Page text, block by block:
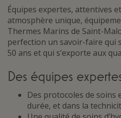
Équipes expertes, attentives
atmosphère unique,
Thermes Marins de Saint-
perfection un savoir-faire qui
50 ans et qui s’exporte aux
Des équipes
Des protocoles de soins
durée, et dans la